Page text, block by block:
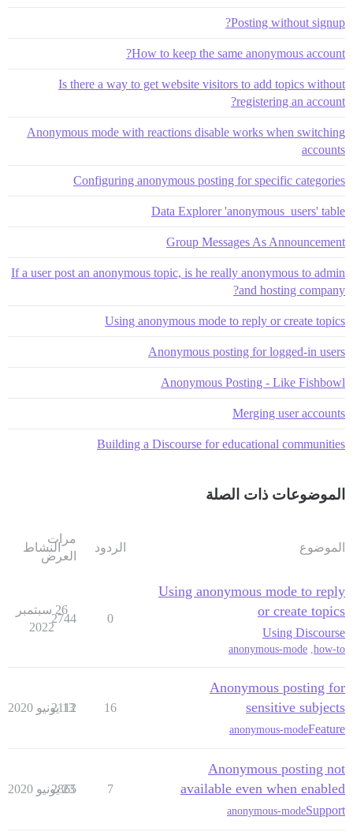
Posting without signup?
How to keep the same anonymous account?
Is there a way to get website visitors to add topics without
registering an account?
Anonymous mode with reactions disable works when switching
accounts
Configuring anonymous posting for specific categories
Data Explorer 'anonymous_users' table
Group Messages As Announcement
If a user post an anonymous topic, is he really anonymous to admin
and hosting company?
Using anonymous mode to reply or create topics
Anonymous posting for logged-in users
Anonymous Posting - Like Fishbowl
Merging user accounts
Building a Discourse for educational communities
الموضوعات ذات الصلة
الموضوع الردود
مرات
العرض
النشاط
Using anonymous mode to reply
or create topics
Using Discourse
how-to
,
anonymous-mode
0
2744
26 سبتمبر
2022
Anonymous posting for
sensitive subjects
Feature
anonymous-mode
16
2112
13 يونيو 2020
Anonymous posting not
available even when enabled
Support
anonymous-mode
7
2865
23 يونيو 2020